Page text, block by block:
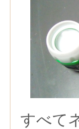
すべて